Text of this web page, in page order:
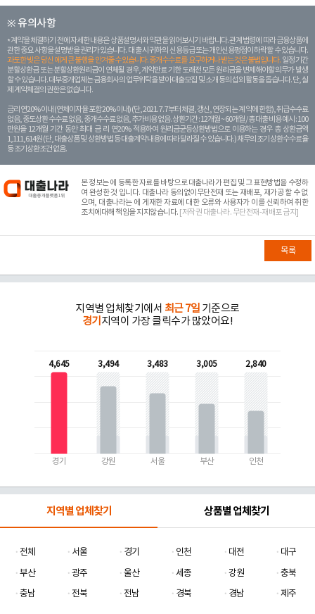
※ 유의사항
계약을 체결하기 전에 자세한 내용은 상품설명서와 약관을 읽어보시기 바랍니다. 관계 법령에 따라 금융상품에
관한 중요 사항을 설명받을 권리가 있습니다. 대 출 시 귀하의 신용등급 또는 개인신용평점이 하락할 수 있습니다.
과도한 빚은 당신 에게 큰 불행을 안겨줄 수 있습니다. 중개수수료를 요구하거나 받는 것은 불법입니다. 일정 기간
분할상환금 또는 분할상환원리금이 연체될 경우, 계약만료 기한 도래전 모든 원리금을 변제해야할 의무가 발생
할 수 있습니다. 대부중개업체는 금융회사의 업무위탁을 받아 대출모집 및 소개 등의 섭외 활동을 돕습니다. 단, 실
제 계약체결의 권한은 없습니다.
금리 연20% 이내 (연체이자율 포함 20% 이내) (단, 2021. 7. 7부터 체결, 갱신, 연장되는 계 약에 한함), 취급수수료
없음, 중도상환 수수료 없음, 중개수수료 없음, 추가비용 없음. 상환기간 : 12개월 ~ 60개월 / 총 대출 비용 예시 : 100
만원을 12개월 기간 동안 최대 금 리 연20% 적용하여 원리금균등상환방법으로 이용하는 경우 총 상환금액
1,111,614원 (단, 대출상품 및 상환방법 등 대출계약 내용에 따라 달라질 수 있습니다.) 채무의 조기 상환수수료율
등 조기상환조건 없음.
본 정보는에 등록한 자료를 바탕으로 대출나라가 편집 및 그 표현방법을 수정하
여 완성한 것 입니다. 대출나라 동의없이무단전재 또는 재배포, 재가공 할 수 없
으며, 대출나라는 에 게재한 자료에 대한 오류와 사용자가 이를 신뢰하여 취한
조치에대해 책임을 지지않습니다. [저작권 대출나라. 무단전재-재배포 금지]
목록
지역별 업체찾기에서 최근 7일 기준으로
경기 지역이 가장 클릭수가 많았어요!
4,645
경기
3,494
강원
3,483
서울
3,005
부산
2,840
인천
지역별 업체찾기 상품별 업체찾기
전체 서울 경기 인천 대전
대구
부산
광주 울산 세종 강원
충북
충남
전북 전남 경북 경남 제주